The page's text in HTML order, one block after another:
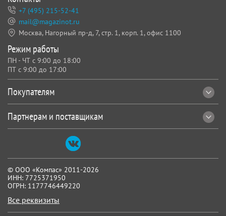
© ООО «Компас» 2011-2026
ИНН: 7725371950
ОГРН: 1177746449220
Все реквизиты
Покупателям
Партнерам и поставщикам
+7 (495) 215-52-41
mail@magazinot.ru
Москва, Нагорный пр-д, 7, стр. 1, корп. 1, офис 1100
Режим работы
ПН - ЧТ с 9:00 до 18:00
ПТ с 9:00 до 17:00